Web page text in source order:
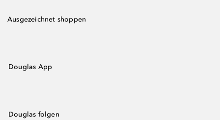
Ausgezeichnet shoppen
Douglas App
Douglas folgen